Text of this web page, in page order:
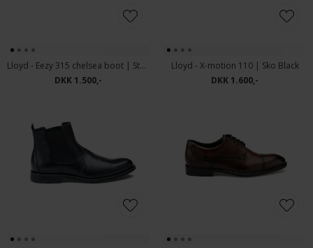
Lloyd - Eezy 315 chelsea boot | Støvle Brown
DKK 1.500,-
Lloyd - X-motion 110 | Sko Black
DKK 1.600,-